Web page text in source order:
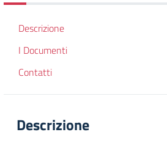
Descrizione
I Documenti
Contatti
Descrizione